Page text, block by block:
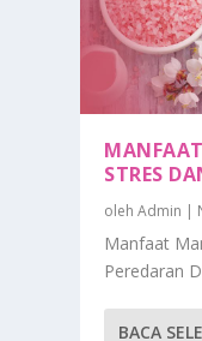
STRES
olehAdmin |
Manfaat
Peredaran
BACA